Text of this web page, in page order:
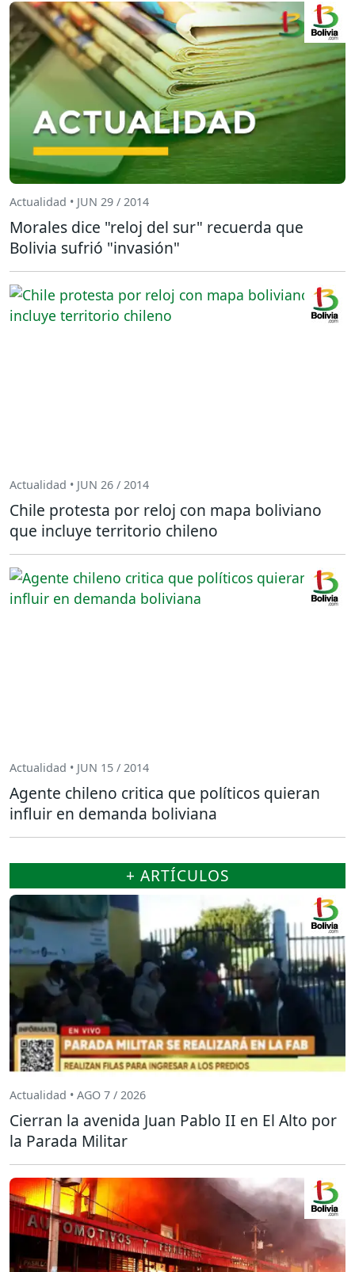
Actualidad • JUN 29 / 2014
Morales dice "reloj del sur" recuerda que
Bolivia sufrió "invasión"
Actualidad • JUN 26 / 2014
Chile protesta por reloj con mapa boliviano
que incluye territorio chileno
Actualidad • JUN 15 / 2014
Agente chileno critica que políticos quieran
influir en demanda boliviana
+ ARTÍCULOS
Actualidad • AGO 7 / 2026
Cierran la avenida Juan Pablo II en El Alto por
la Parada Militar